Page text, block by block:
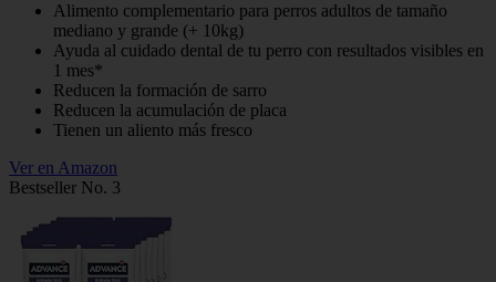
Alimento complementario para perros adultos de tamaño
mediano y grande (+ 10kg)
Ayuda al cuidado dental de tu perro con resultados visibles en
1 mes*
Reducen la formación de sarro
Reducen la acumulación de placa
Tienen un aliento más fresco
Ver en Amazon
Bestseller No. 3